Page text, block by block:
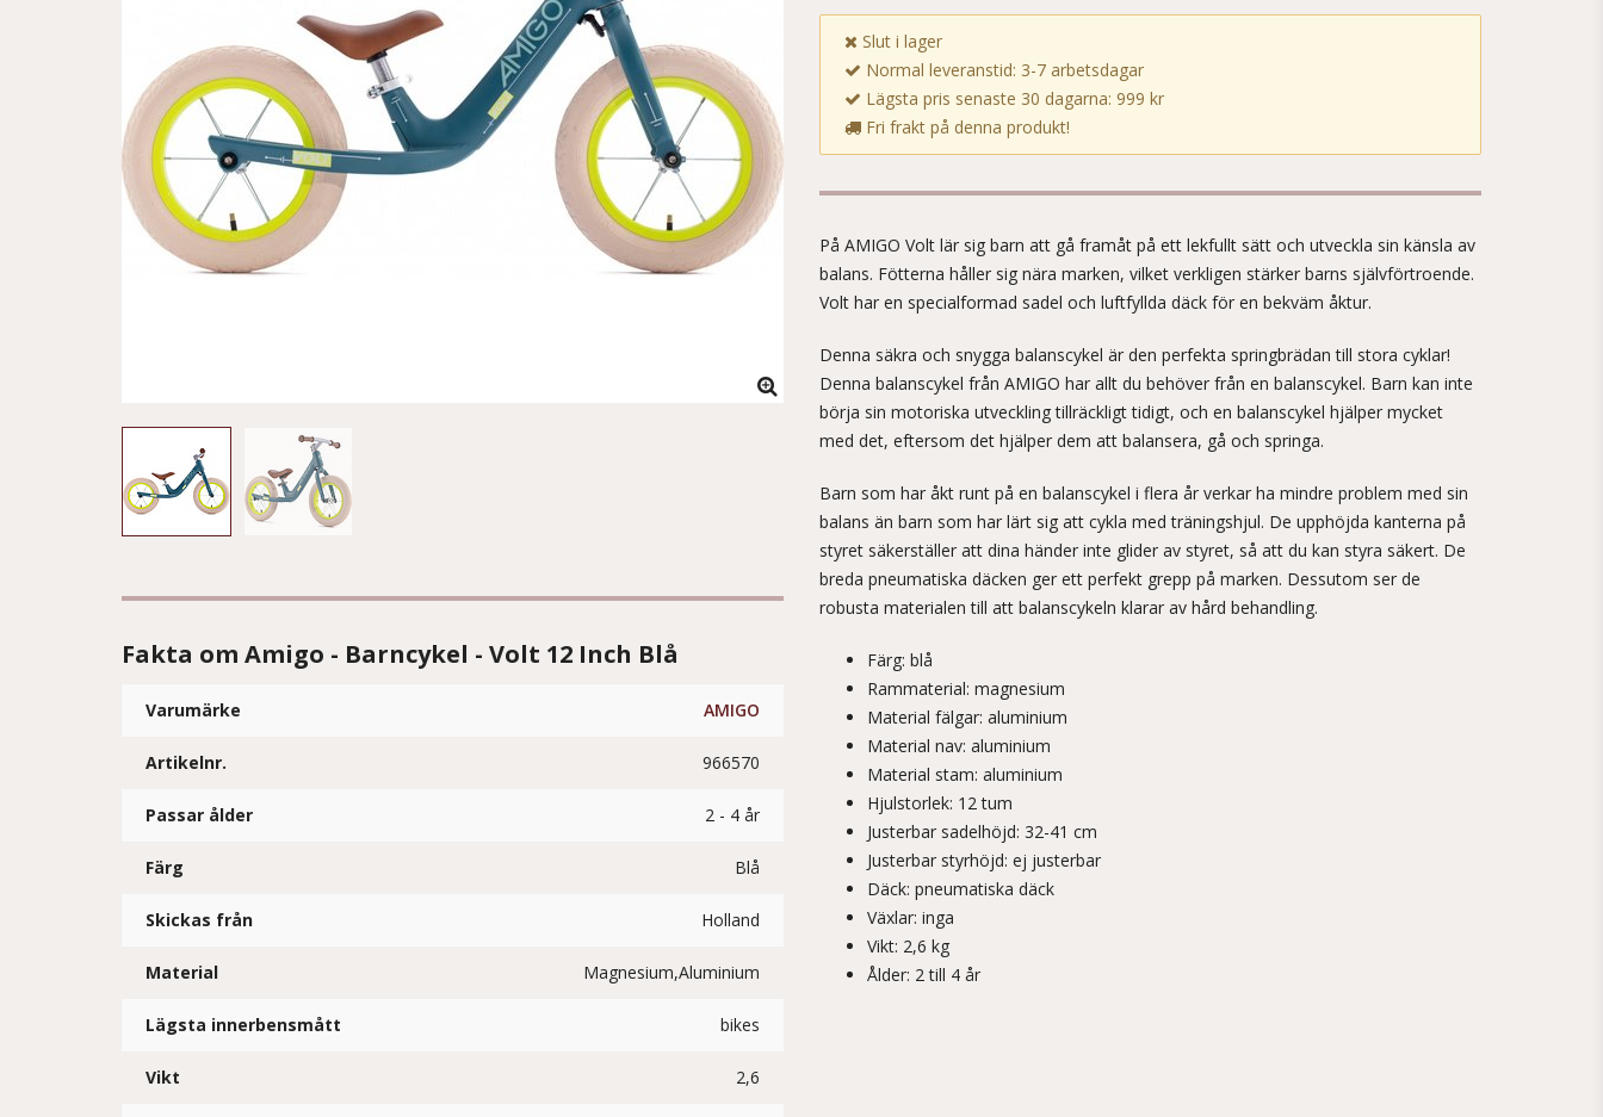
Fakta om Amigo - Barncykel - Volt 12 Inch Blå
Varumärke AMIGO
Artikelnr. 966570
Passar ålder 2 - 4 år
Färg Blå
Skickas från Holland
Material Magnesium,Aluminium
Lägsta innerbensmått bikes
Vikt 2,6
Slut i lager
Normal leveranstid: 3-7 arbetsdagar
Lägsta pris senaste 30 dagarna: 999 kr
Fri frakt på denna produkt!
På AMIGO Volt lär sig barn att gå framåt på ett lekfullt sätt och utveckla sin känsla av
balans. Fötterna håller sig nära marken, vilket verkligen stärker barns självförtroende.
Volt har en specialformad sadel och luftfyllda däck för en bekväm åktur.
Denna säkra och snygga balanscykel är den perfekta springbrädan till stora cyklar!
Denna balanscykel från AMIGO har allt du behöver från en balanscykel. Barn kan inte
börja sin motoriska utveckling tillräckligt tidigt, och en balanscykel hjälper mycket
med det, eftersom det hjälper dem att balansera, gå och springa.
Barn som har åkt runt på en balanscykel i flera år verkar ha mindre problem med sin
balans än barn som har lärt sig att cykla med träningshjul. De upphöjda kanterna på
styret säkerställer att dina händer inte glider av styret, så att du kan styra säkert. De
breda pneumatiska däcken ger ett perfekt grepp på marken. Dessutom ser de
robusta materialen till att balanscykeln klarar av hård behandling.
Färg: blå
Rammaterial: magnesium
Material fälgar: aluminium
Material nav: aluminium
Material stam: aluminium
Hjulstorlek: 12 tum
Justerbar sadelhöjd: 32-41 cm
Justerbar styrhöjd: ej justerbar
Däck: pneumatiska däck
Växlar: inga
Vikt: 2,6 kg
Ålder: 2 till 4 år